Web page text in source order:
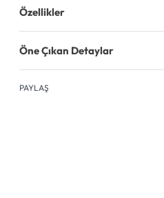
KALEM VE AKSESUAR
Özellikler
Öne Çıkan Detaylar
PAYLAŞ